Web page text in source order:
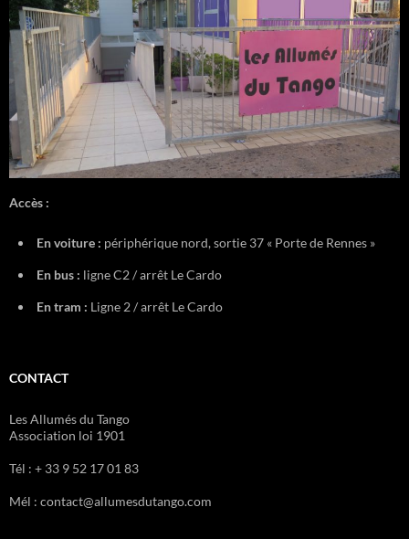
Accès :
En voiture : périphérique nord, sortie 37 « Porte de Rennes »
En bus : ligne C2 / arrêt Le Cardo
En tram : Ligne 2 / arrêt Le Cardo
CONTACT
Les Allumés du Tango
Association loi 1901
Tél : + 33 9 52 17 01 83
Mél : contact@allumesdutango.com